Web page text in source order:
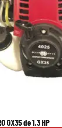
GX35 de 1.3 HP